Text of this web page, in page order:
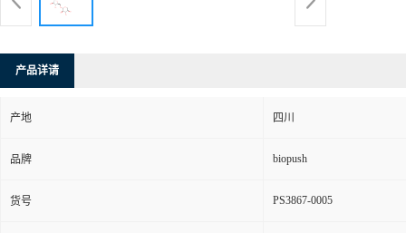
产品详请
产地 四川
品牌 biopush
货号 PS3867-0005